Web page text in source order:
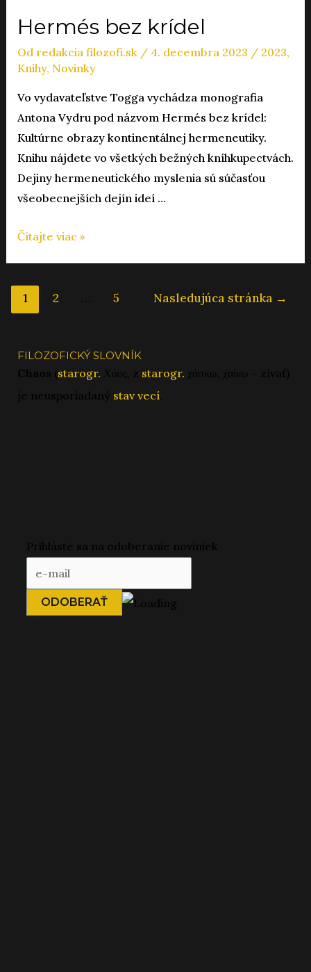
Hermés bez krídel
Od redakcia filozofi.sk / 4. decembra 2023 / 2023,
Knihy, Novinky
Vo vydavateľstve Togga vychádza monografia
Antona Vydru pod názvom Hermés bez krídel:
Kultúrne obrazy kontinentálnej hermeneutiky.
Knihu nájdete vo všetkých bežných kníhkupectvách.
Dejiny hermeneutického myslenia sú súčasťou
všeobecnejších dejín ideí …
Hermés
Čítajte viac »
Navigácia
1 2 5 Nasledujúca stránka →
FILOZOFICKÝ SLOVNÍK
Chaos (starogr. Χάος, z starogr. χάσκω, χαίνω – zívať)
je neusporiadaný stav vecí
Prihláste sa na odoberanie noviniek